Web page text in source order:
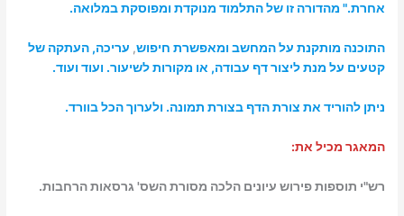
אחרת." מהדורה זו של התלמוד מנוקדת ומפוסקת במלואה.
התוכנה מותקנת על המחשב ומאפשרת חיפוש, עריכה, העתקה של
קטעים על מנת ליצור דף עבודה, או מקורות לשיעור. ועוד ועוד.
ניתן להוריד את צורת הדף בצורת תמונה. ולערוך הכל בוורד.
המאגר מכיל את:
רש"י תוספות פירוש עיונים הלכה מסורת השס' גרסאות הרחבות.